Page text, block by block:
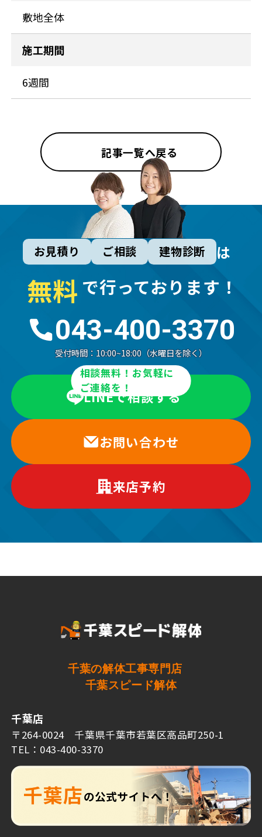
敷地全体
施工期間
6週間
記事一覧へ戻る
お見積り ご相談 建物診断 は
無料 で行っております！
043-400-3370
受付時間： 10:00~18:00（水曜日を除く）
相談無料！お気軽に
ご連絡を！
LINEで相談する
お問い合わせ
来店予約
千葉の解体工事専門店
千葉スピード解体
千葉店
〒264-0024 千葉県千葉市若葉区高品町250-1
TEL：043-400-3370